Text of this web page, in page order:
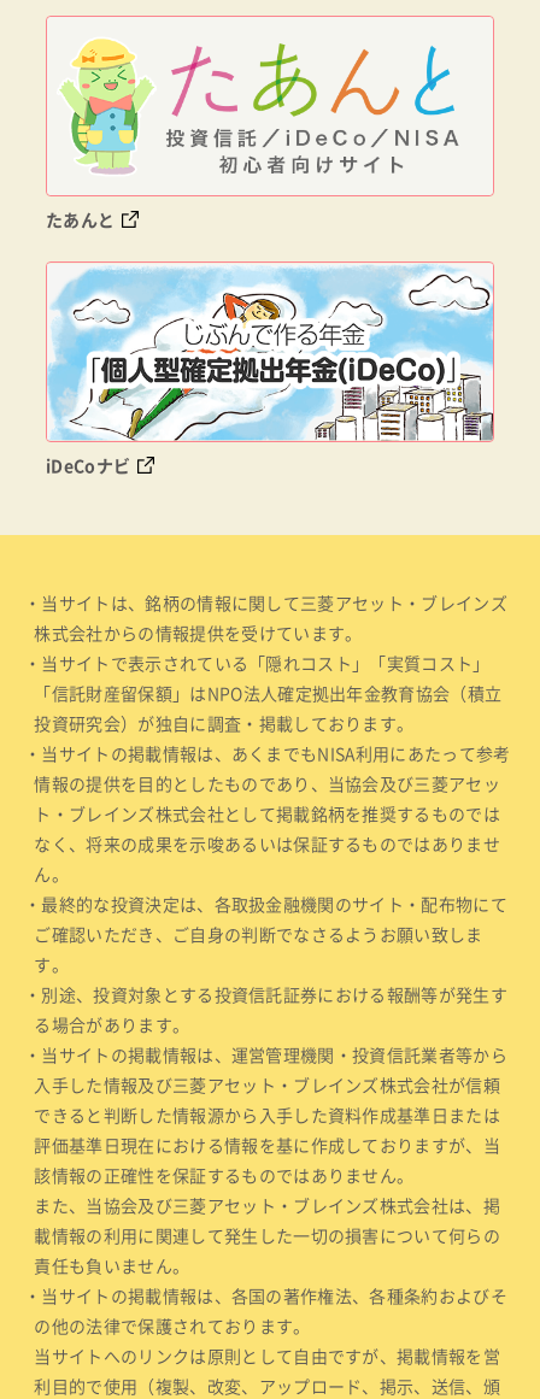
たあんと
iDeCoナビ
・当サイトは、銘柄の情報に関して三菱アセット・ブレインズ
株式会社からの情報提供を受けています。
・当サイトで表示されている「隠れコスト」「実質コスト」
「信託財産留保額」はNPO法人確定拠出年金教育協会（積立
投資研究会）が独自に調査・掲載しております。
・当サイトの掲載情報は、あくまでもNISA利用にあたって参考
情報の提供を目的としたものであり、当協会及び三菱アセッ
ト・ブレインズ株式会社として掲載銘柄を推奨するものでは
なく、将来の成果を示唆あるいは保証するものではありませ
ん。
・最終的な投資決定は、各取扱金融機関のサイト・配布物にて
ご確認いただき、ご自身の判断でなさるようお願い致しま
す。
・別途、投資対象とする投資信託証券における報酬等が発生す
る場合があります。
・当サイトの掲載情報は、運営管理機関・投資信託業者等から
入手した情報及び三菱アセット・ブレインズ株式会社が信頼
できると判断した情報源から入手した資料作成基準日または
評価基準日現在における情報を基に作成しておりますが、当
該情報の正確性を保証するものではありません。
また、当協会及び三菱アセット・ブレインズ株式会社は、掲
載情報の利用に関連して発生した一切の損害について何らの
責任も負いません。
・当サイトの掲載情報は、各国の著作権法、各種条約およびそ
の他の法律で保護されております。
当サイトへのリンクは原則として自由ですが、掲載情報を営
利目的で使用（複製、改変、アップロード、掲示、送信、頒